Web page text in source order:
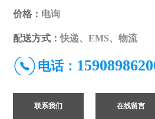
价格： 电询
配送方式：快递、EMS、物流
电话：
联系我们 在线留言